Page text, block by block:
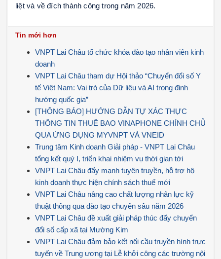
liệt và về đích thành công trong năm 2026.
Tin mới hơn
VNPT Lai Châu tổ chức khóa đào tạo nhân viên kinh
doanh
VNPT Lai Châu tham dự Hội thảo “Chuyển đổi số Y
tế Việt Nam: Vai trò của Dữ liệu và AI trong định
hướng quốc gia”
[THÔNG BÁO] HƯỚNG DẪN TỰ XÁC THỰC
THÔNG TIN THUÊ BAO VINAPHONE CHÍNH CHỦ
QUA ỨNG DỤNG MYVNPT VÀ VNEID
Trung tâm Kinh doanh Giải pháp - VNPT Lai Châu
tổng kết quý I, triển khai nhiệm vụ thời gian tới
VNPT Lai Châu đẩy mạnh tuyên truyền, hỗ trợ hộ
kinh doanh thực hiện chính sách thuế mới
VNPT Lai Châu nâng cao chất lượng nhân lực kỹ
thuật thông qua đào tạo chuyên sâu năm 2026
VNPT Lai Châu đề xuất giải pháp thúc đẩy chuyển
đổi số cấp xã tại Mường Kim
VNPT Lai Châu đảm bảo kết nối cầu truyền hình trực
tuyến về Trung ương tại Lễ khởi công các trường nội